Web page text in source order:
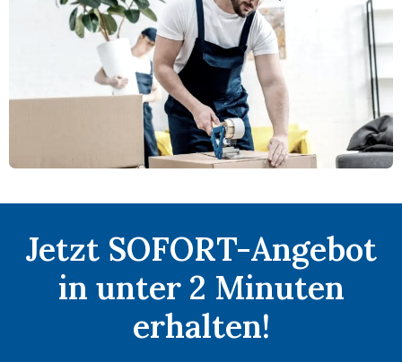
Jetzt SOFORT-Angebot
in unter 2 Minuten
erhalten!